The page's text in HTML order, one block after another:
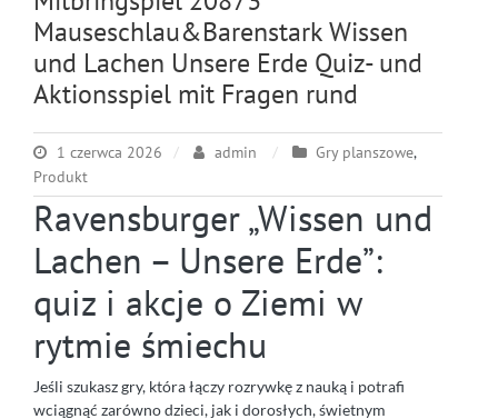
Mauseschlau&Barenstark Wissen
und Lachen Unsere Erde Quiz- und
Aktionsspiel mit Fragen rund
1 czerwca 2026 admin Gry planszowe,
Produkt
Ravensburger „Wissen und
Lachen – Unsere Erde”:
quiz i akcje o Ziemi w
rytmie śmiechu
Jeśli szukasz gry, która łączy rozrywkę z nauką i potrafi
wciągnąć zarówno dzieci, jak i dorosłych, świetnym